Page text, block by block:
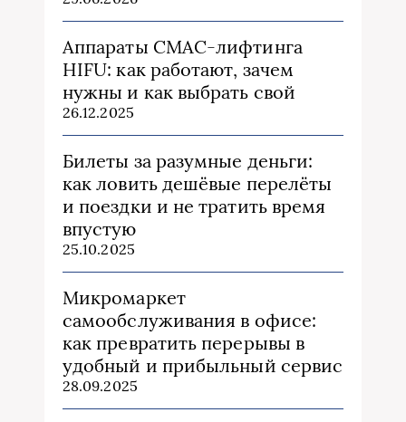
Аппараты СМАС-лифтинга
HIFU: как работают, зачем
нужны и как выбрать свой
26.12.2025
Билеты за разумные деньги:
как ловить дешёвые перелёты
и поездки и не тратить время
впустую
25.10.2025
Микромаркет
самообслуживания в офисе:
как превратить перерывы в
удобный и прибыльный сервис
28.09.2025